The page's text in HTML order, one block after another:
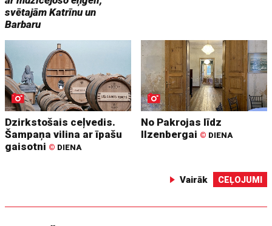
svētajām Katrīnu un
Barbaru
Dzirkstošais ceļvedis.
Šampaņa vilina ar īpašu
gaisotni © DIENA
No Pakrojas līdz
Ilzenbergai © DIENA
Vairāk CEĻOJUMI